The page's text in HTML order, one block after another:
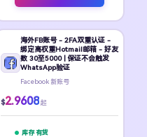
海外FB账号 - 2FA双重认证 -
绑定高权重Hotmail邮箱 - 好友
数 30至5000 | 保证不会触发
WhatsApp验证
Facebook 新账号
$2.9608 起
库存 有货